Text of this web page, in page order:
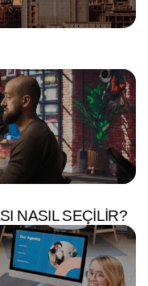
NASIL SEÇILIR?